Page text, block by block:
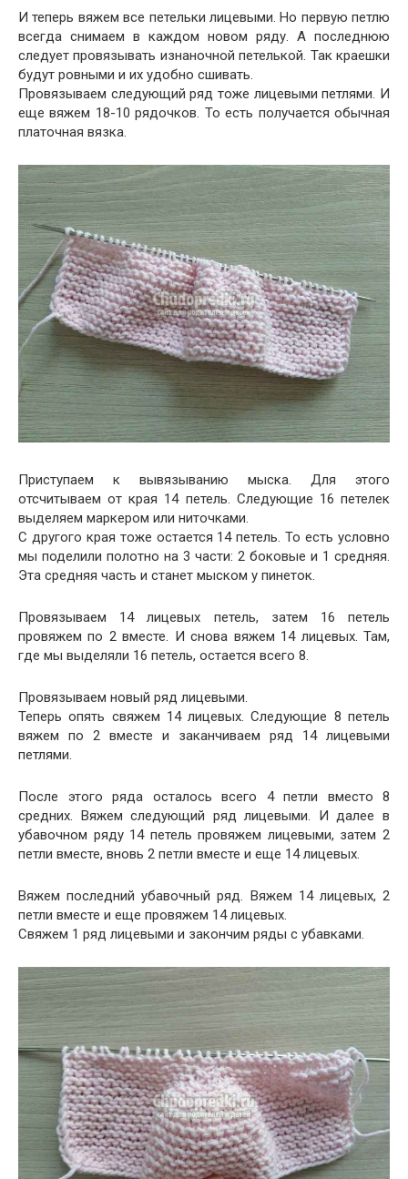
И теперь вяжем все петельки лицевыми. Но первую петлю
всегда снимаем в каждом новом ряду. А последнюю
следует провязывать изнаночной петелькой. Так краешки
будут ровными и их удобно сшивать.
Провязываем следующий ряд тоже лицевыми петлями. И
еще вяжем 18-10 рядочков. То есть получается обычная
платочная вязка.
Приступаем к вывязыванию мыска. Для этого
отсчитываем от края 14 петель. Следующие 16 петелек
выделяем маркером или ниточками.
С другого края тоже остается 14 петель. То есть условно
мы поделили полотно на 3 части: 2 боковые и 1 средняя.
Эта средняя часть и станет мыском у пинеток.
Провязываем 14 лицевых петель, затем 16 петель
провяжем по 2 вместе. И снова вяжем 14 лицевых. Там,
где мы выделяли 16 петель, остается всего 8.
Провязываем новый ряд лицевыми.
Теперь опять свяжем 14 лицевых. Следующие 8 петель
вяжем по 2 вместе и заканчиваем ряд 14 лицевыми
петлями.
После этого ряда осталось всего 4 петли вместо 8
средних. Вяжем следующий ряд лицевыми. И далее в
убавочном ряду 14 петель провяжем лицевыми, затем 2
петли вместе, вновь 2 петли вместе и еще 14 лицевых.
Вяжем последний убавочный ряд. Вяжем 14 лицевых, 2
петли вместе и еще провяжем 14 лицевых.
Свяжем 1 ряд лицевыми и закончим ряды с убавками.